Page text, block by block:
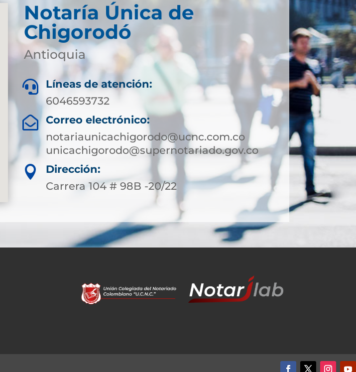
Notaría Única de
Chigorodó
Antioquia

Líneas de atención:
6046593732

Correo electrónico:
notariaunicachigorodo@ucnc.com.co
unicachigorodo@supernotariado.gov.co

Dirección:
Carrera 104 # 98B -20/22